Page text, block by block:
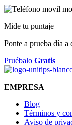
Mide tu puntaje
Ponte a prueba día
Pruébalo Gratis
EMPRESA
Blog
Términos y
Aviso de